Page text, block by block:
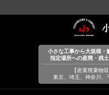
小さな工事から大規模・
指定場所への産廃・残
【産業廃棄物
東京、埼玉、神奈川、